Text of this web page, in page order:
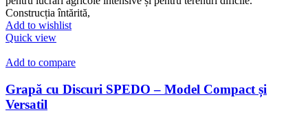
Construcția întărită,
Add to wishlist
Quick view
Add to compare
Grapă cu Discuri SPEDO – Model Compact și
Versatil